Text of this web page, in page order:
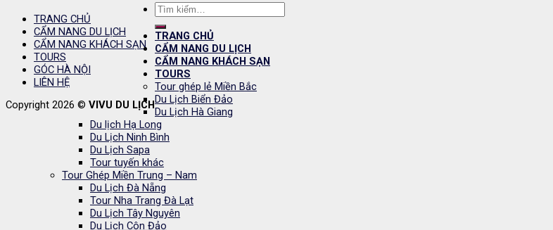
TRANG CHỦ
CẨM NANG DU LỊCH
CẨM NANG KHÁCH SẠN
TOURS
GÓC HÀ NỘI
LIÊN HỆ
Copyright 2026 © VIVU DU LỊCH
Tìm
kiếm:
TRANG CHỦ
CẨM NANG DU LỊCH
CẨM NANG KHÁCH SẠN
TOURS
Tour ghép lẻ Miền Bắc
Du Lịch Biển Đảo
Du Lịch Hà Giang
Du lịch Hạ Long
Du Lịch Ninh Bình
Du Lịch Sapa
Tour tuyến khác
Tour Ghép Miền Trung – Nam
Du Lịch Đà Nẵng
Tour Nha Trang Đà Lạt
Du Lịch Tây Nguyên
Du Lịch Côn Đảo